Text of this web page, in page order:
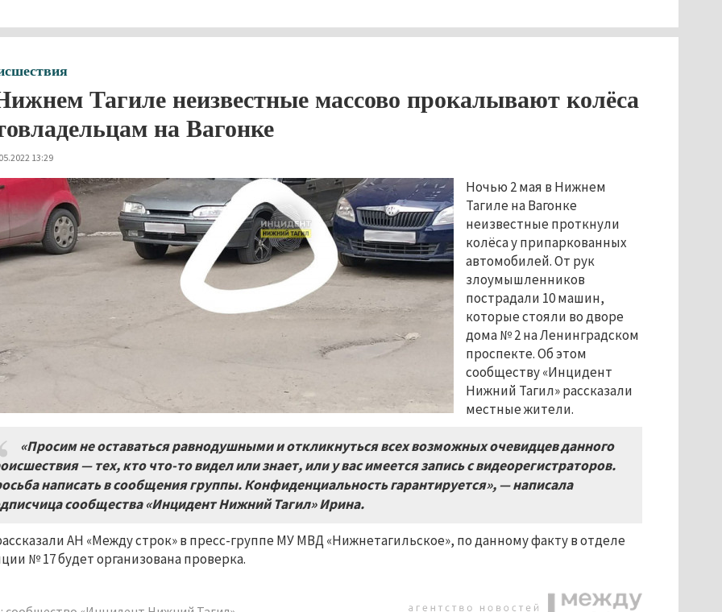
Тагиле неизвестные массово прокалывают колёса
на Вагонке
13:29
Ночью 2 мая в Нижнем
Тагиле на Вагонке
неизвестные проткнули
колёса у припаркованных
автомобилей. От рук
злоумышленников
пострадали 10 машин,
которые стояли во дворе
дома № 2 на Ленинградском
проспекте. Об этом
сообществу «Инцидент
Нижний Тагил» рассказали
местные жители.
«Просим не оставаться равнодушными и откликнуться всех возможных очевидцев данного
— тех, кто что-то видел или знает, или у вас имеется запись с видеорегистраторов.
написать в сообщения группы. Конфиденциальность гарантируется», — написала
сообщества «Инцидент Нижний Тагил» Ирина.
АН «Между строк» в пресс-группе МУ МВД «Нижнетагильское», по данному факту в отделе
№ 17 будет организована проверка.